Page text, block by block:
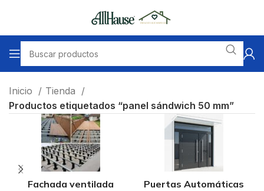
Inicio
Tienda
Productos etiquetados “panel sándwich 50 mm”
Fachada ventilada
Puertas Automáticas